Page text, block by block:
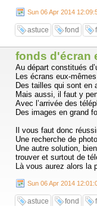
Sun 06 Apr 2014
astuce fond
fonds d'écran
Au départ constitués
Les écrans eux-
Des tailles qui sont en
Mais aussi, il faut y
Avec l’arrivée des
Des images en grand
Il vous faut donc
Une recherche de
Une autre solution,
trouver et surtout de
Là vous aurez alors la
Sun 06 Apr 2014
astuce fond